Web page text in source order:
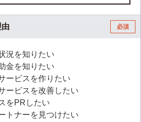
必須
況を知りたい
金を知りたい
ービスを作りたい
ービスを改善したい
をPRしたい
トナーを見つけたい